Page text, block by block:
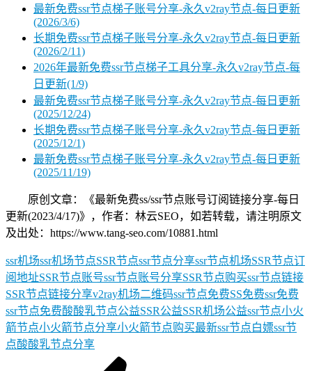
最新免费ssr节点梯子账号分享-永久v2ray节点-每日更新
(2026/3/6)
长期免费ssr节点梯子账号分享-永久v2ray节点-每日更新
(2026/2/11)
2026年最新免费ssr节点梯子工具分享-永久v2ray节点-每
日更新(1/9)
最新免费ssr节点梯子账号分享-永久v2ray节点-每日更新
(2025/12/24)
长期免费ssr节点梯子账号分享-永久v2ray节点-每日更新
(2025/12/1)
最新免费ssr节点梯子账号分享-永久v2ray节点-每日更新
(2025/11/19)
原创文章：《最新免费ss/ssr节点账号订阅链接分享-每日
更新(2023/4/17)》，作者：林云SEO，如若转载，请注明原文
及出处：https://www.tang-seo.com/10881.html
ssr机场ssr机场节点SSR节点ssr节点分享ssr节点机场SSR节点订
阅地址SSR节点账号ssr节点账号分享SSR节点购买ssr节点链接
SSR节点链接分享v2ray机场二维码ssr节点免费SS免费ssr免费
ssr节点免费酸酸乳节点公益SSR公益SSR机场公益ssr节点小火
箭节点小火箭节点分享小火箭节点购买最新ssr节点白嫖ssr节
点酸酸乳节点分享